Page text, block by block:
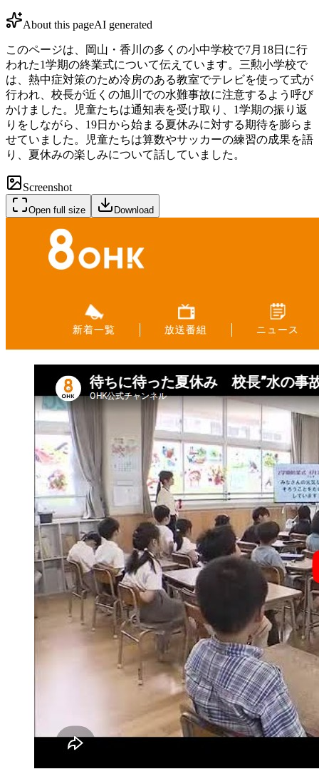
About this pageAI generated
このページは、岡山・香川の多くの小中学校で7月18日に行
われた1学期の終業式について伝えています。三勲小学校で
は、熱中症対策のため冷房のある教室でテレビを使って式が
行われ、校長が近くの旭川での水難事故に注意するよう呼び
かけました。児童たちは通知表を受け取り、1学期の振り返
りをしながら、19日から始まる夏休みに対する期待を膨らま
せていました。児童たちは算数やサッカーの練習の成果を語
り、夏休みの楽しみについて話していました。
Screenshot
Open full size Download